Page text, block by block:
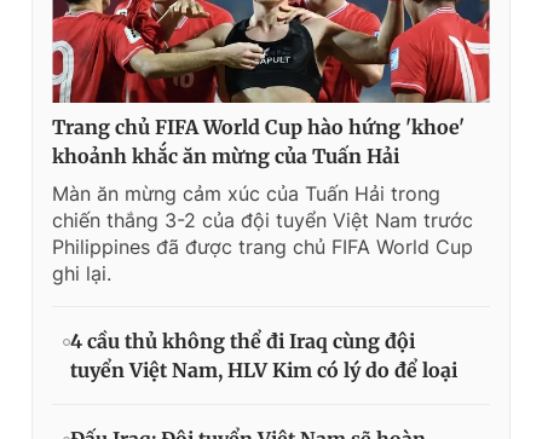
Trang chủ FIFA World Cup hào hứng 'khoe'
khoảnh khắc ăn mừng của Tuấn Hải
Màn ăn mừng cảm xúc của Tuấn Hải trong
chiến thắng 3-2 của đội tuyển Việt Nam trước
Philippines đã được trang chủ FIFA World Cup
ghi lại.
4 cầu thủ không thể đi Iraq cùng đội
tuyển Việt Nam, HLV Kim có lý do để loại